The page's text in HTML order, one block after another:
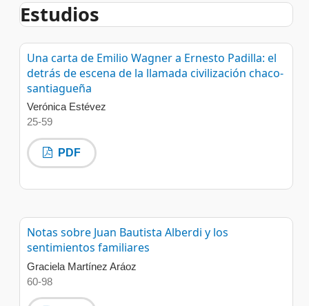
Estudios
Una carta de Emilio Wagner a Ernesto Padilla: el
detrás de escena de la llamada civilización chaco-
santiagueña
Verónica Estévez
25-59
PDF
Notas sobre Juan Bautista Alberdi y los
sentimientos familiares
Graciela Martínez Aráoz
60-98